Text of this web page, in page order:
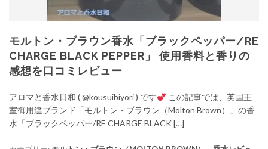
モルトン・ブラウン香水「ブラックペッパー/RE
CHARGE BLACK PEPPER」 使用香料と香りの
感想を口コミレビュー
アロマと香水日和 ( @kousuibiyori ) です
この記事では、英国王
室御用達ブランド「モルトン・ブラウン（Molton Brown）」の香
水「ブラックペッパー/RE CHARGE BLACK […]